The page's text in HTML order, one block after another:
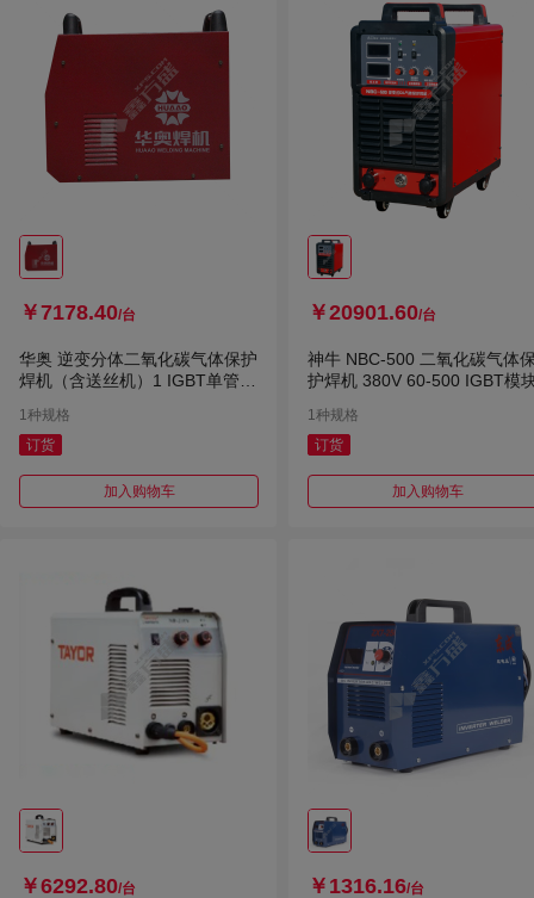
￥7178.40/台
华奥 逆变分体二氧化碳气体保护
焊机（含送丝机）1 IGBT单管 N
1种规格
订货
加入购物车
￥20901.60/台
神牛 NBC-500 二氧化碳气体
护焊机 380V 60-500 IGBT模
1种规格
订货
加入购物车
￥6292.80/台 ￥1316.16/台